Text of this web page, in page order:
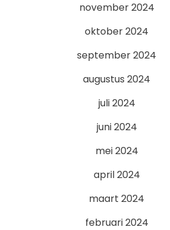
november 2024
oktober 2024
september 2024
augustus 2024
juli 2024
juni 2024
mei 2024
april 2024
maart 2024
februari 2024